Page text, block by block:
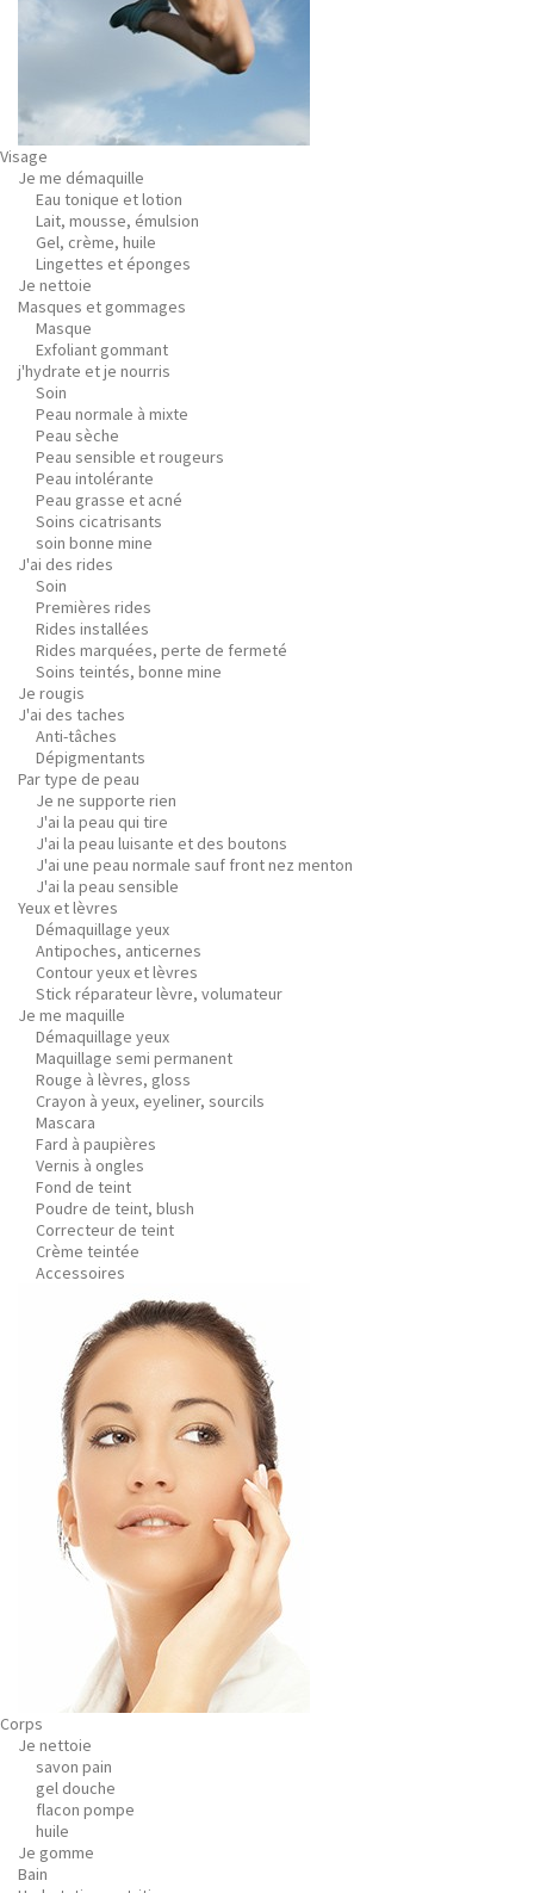
Visage
Je me démaquille
Eau tonique et lotion
Lait, mousse, émulsion
Gel, crème, huile
Lingettes et éponges
Je nettoie
Masques et gommages
Masque
Exfoliant gommant
j'hydrate et je nourris
Soin
Peau normale à mixte
Peau sèche
Peau sensible et rougeurs
Peau intolérante
Peau grasse et acné
Soins cicatrisants
soin bonne mine
J'ai des rides
Soin
Premières rides
Rides installées
Rides marquées, perte de fermeté
Soins teintés, bonne mine
Je rougis
J'ai des taches
Anti-tâches
Dépigmentants
Par type de peau
Je ne supporte rien
J'ai la peau qui tire
J'ai la peau luisante et des boutons
J'ai une peau normale sauf front nez menton
J'ai la peau sensible
Yeux et lèvres
Démaquillage yeux
Antipoches, anticernes
Contour yeux et lèvres
Stick réparateur lèvre, volumateur
Je me maquille
Démaquillage yeux
Maquillage semi permanent
Rouge à lèvres, gloss
Crayon à yeux, eyeliner, sourcils
Mascara
Fard à paupières
Vernis à ongles
Fond de teint
Poudre de teint, blush
Correcteur de teint
Crème teintée
Accessoires
Corps
Je nettoie
savon pain
gel douche
flacon pompe
huile
Je gomme
Bain